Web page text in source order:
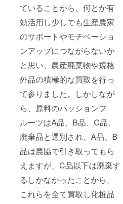
ていることから、何とか有
効活用し少しでも生産農家
のサポートやモチベーショ
ンアップにつながらないか
と思い、農産廃棄物や規格
外品の積極的な買取を行っ
て参りました。しかしなが
ら、原料のパッションフ
ルーツはA品、B品、C品、
廃棄品と選別され、A品、B
品は農協で引き取ってもら
えますが、C品以下は廃棄す
るしかなかったことから、
これらを全て買取し化粧品